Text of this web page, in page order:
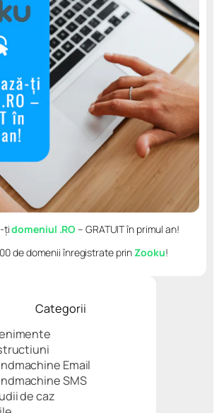
țidomeniul .RO – GRATUIT în primul an!
de domenii înregistrate prinZooku!
Categorii
Email
SMS
de caz